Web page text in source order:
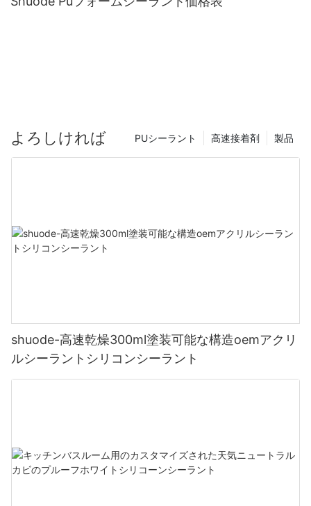
よろしければ 製品
高速接着剤
PUシーラント
shuode-高速乾燥300ml塗装可能な構造oemアクリ
ルシーラントシリコンシーラント